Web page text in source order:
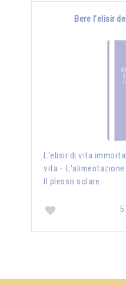
Bere l’elisir
L'elisir di vita
vita -
Il plesso solare.